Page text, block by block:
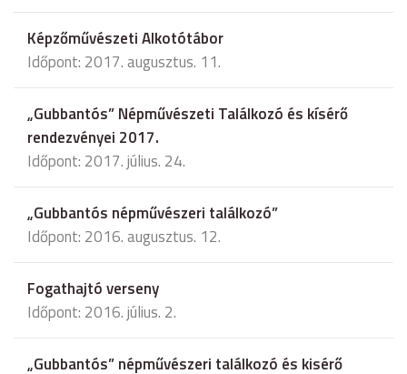
Képzőművészeti Alkotótábor
Időpont: 2017. augusztus. 11.
„Gubbantós” Népművészeti Találkozó és kísérő
rendezvényei 2017.
Időpont: 2017. július. 24.
„Gubbantós népművészeri találkozó”
Időpont: 2016. augusztus. 12.
Fogathajtó verseny
Időpont: 2016. július. 2.
„Gubbantós” népművészeri találkozó és kisérő